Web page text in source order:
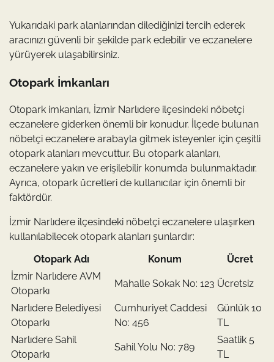
Yukarıdaki park alanlarından dilediğinizi tercih ederek
aracınızı güvenli bir şekilde park edebilir ve eczanelere
yürüyerek ulaşabilirsiniz.
Otopark İmkanları
Otopark imkanları, İzmir Narlıdere ilçesindeki nöbetçi
eczanelere giderken önemli bir konudur. İlçede bulunan
nöbetçi eczanelere arabayla gitmek isteyenler için çeşitli
otopark alanları mevcuttur. Bu otopark alanları,
eczanelere yakın ve erişilebilir konumda bulunmaktadır.
Ayrıca, otopark ücretleri de kullanıcılar için önemli bir
faktördür.
İzmir Narlıdere ilçesindeki nöbetçi eczanelere ulaşırken
kullanılabilecek otopark alanları şunlardır:
Otopark Adı
Konum
Ücret
İzmir Narlıdere AVM
Otoparkı
Mahalle Sokak No: 123 Ücretsiz
Narlıdere Belediyesi
Otoparkı
Cumhuriyet Caddesi
No: 456
Günlük 10
TL
Narlıdere Sahil
Otoparkı
Sahil Yolu No: 789
Saatlik 5
TL